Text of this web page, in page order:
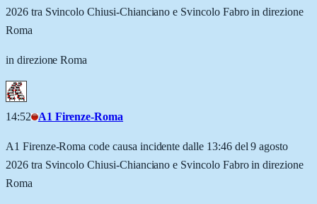
2026 tra Svincolo Chiusi-Chianciano e Svincolo Fabro in direzione
Roma
in direzione Roma
14:52 A1 Firenze-Roma
A1 Firenze-Roma code causa incidente dalle 13:46 del 9 agosto
2026 tra Svincolo Chiusi-Chianciano e Svincolo Fabro in direzione
Roma